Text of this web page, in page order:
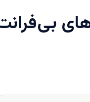
بی‌فرانت